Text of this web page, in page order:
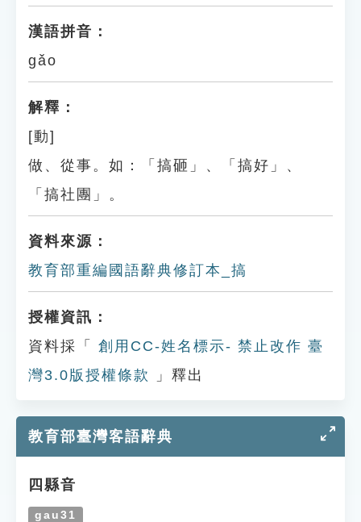
漢語拼音：
gǎo
解釋：
[動]
做、從事。如：「搞砸」、「搞好」、
「搞社團」。
資料來源：
教育部重編國語辭典修訂本_搞
授權資訊：
資料採「
創用CC-姓名標示- 禁止改作 臺
灣3.0版授權條款
」釋出
教育部臺灣客語辭典
四縣音
gau31